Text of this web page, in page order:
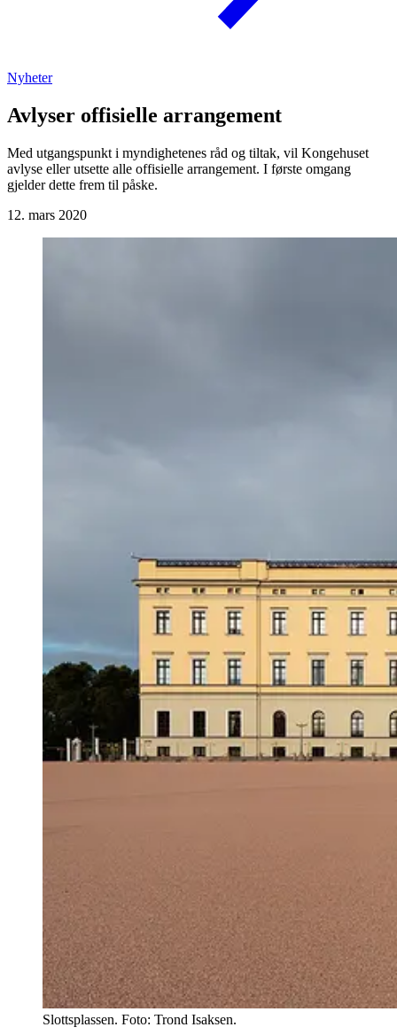
Nyheter
Avlyser offisielle arrangement
Med utgangspunkt i myndighetenes råd og tiltak, vil Kongehuset
avlyse eller utsette alle offisielle arrangement. I første omgang
gjelder dette frem til påske.
12. mars 2020
Slottsplassen. Foto: Trond Isaksen.